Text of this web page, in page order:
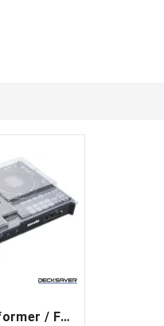
Decksaver Rane Performer / Four